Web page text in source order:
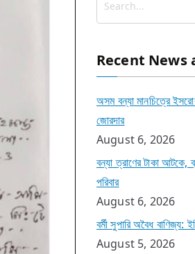
Recent News
অসম বন্যা মানচিত্রে
জোরদার
August 6, 2026
বন্যা ত্রাণের টাকা আটকে,
পরিবার
August 6, 2026
বর্মী সুপারি অবৈধ
August 5, 2026